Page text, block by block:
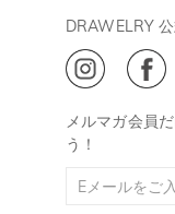
ご利用規約
ご特定商取引
ジュエリーお
Drawelry Blog
会員・ポイン
メルマガ会員
う！
DRAWELRY